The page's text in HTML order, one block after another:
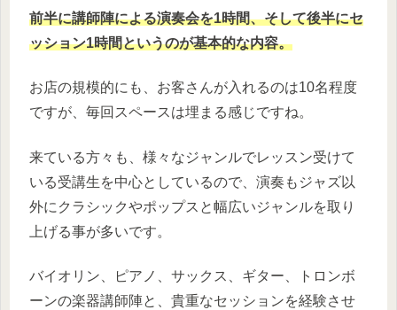
前半に講師陣による演奏会を1時間、そして後半にセ
ッション1時間というのが基本的な内容。
お店の規模的にも、お客さんが入れるのは10名程度
ですが、毎回スペースは埋まる感じですね。
来ている方々も、様々なジャンルでレッスン受けて
いる受講生を中心としているので、演奏もジャズ以
外にクラシックやポップスと幅広いジャンルを取り
上げる事が多いです。
バイオリン、ピアノ、サックス、ギター、トロンボ
ーンの楽器講師陣と、貴重なセッションを経験させ